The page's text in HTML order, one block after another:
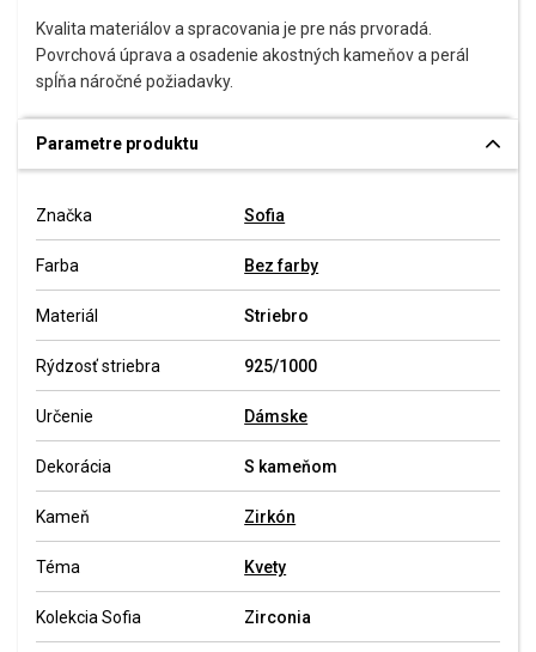
Kvalita materiálov a spracovania je pre nás prvoradá.
Povrchová úprava a osadenie akostných kameňov a perál
spĺňa náročné požiadavky.
Parametre produktu
Značka Sofia
Farba Bez farby
Materiál Striebro
Rýdzosť striebra 925/1000
Určenie Dámske
Dekorácia S kameňom
Kameň Zirkón
Téma Kvety
Kolekcia Sofia Zirconia